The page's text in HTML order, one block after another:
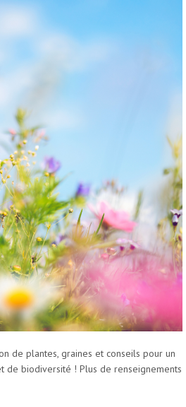
NATURE
de plantes, graines et conseils pour un
de biodiversité ! Plus de renseignements